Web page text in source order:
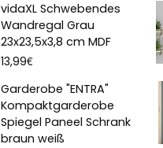
vidaXL Schwebendes
Wandregal Grau
23x23,5x3,8 cm MDF
13,99€
Garderobe "ENTRA"
Kompaktgarderobe
Spiegel Paneel Schrank
braun weiß